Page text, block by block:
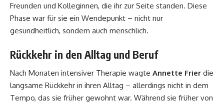
Freunden und Kolleginnen, die ihr zur Seite standen. Diese
Phase war für sie ein Wendepunkt – nicht nur
gesundheitlich, sondern auch menschlich.
Rückkehr in den Alltag und Beruf
Nach Monaten intensiver Therapie wagte Annette Frier die
langsame Rückkehr in ihren Alltag – allerdings nicht in dem
Tempo, das sie früher gewohnt war. Während sie früher von